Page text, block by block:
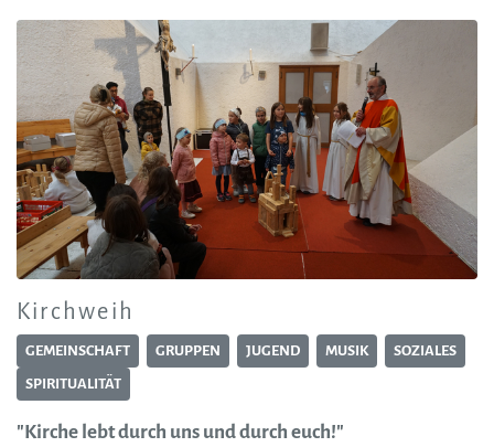
Kirchweih
GEMEINSCHAFT GRUPPEN JUGEND MUSIK
SOZIALES
SPIRITUALITÄT
"Kirche lebt durch uns und durch euch!"